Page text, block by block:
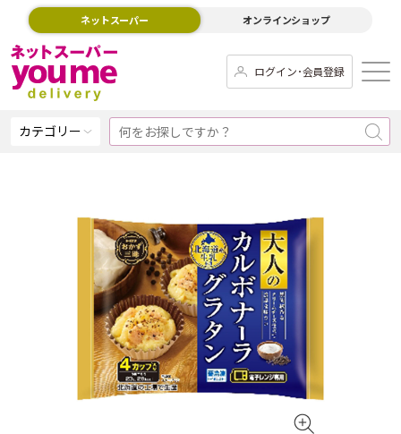
ネットスーパー オンラインショップ
ログイン･会員登録
カテゴリー